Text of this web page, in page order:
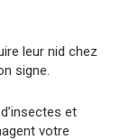
leur nid chez
signe.
et
votre